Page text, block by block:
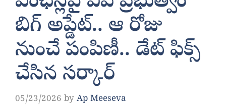
బిగ్ అప్డేట్.. ఆ రోజు
నుంచే పంపిణీ.. డేట్ ఫిక్స్
చేసిన సర్కార్
05/23/2026 by Ap Meeseva